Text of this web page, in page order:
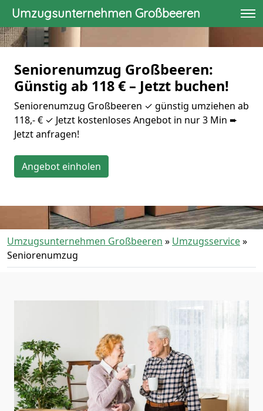
Umzugsunternehmen Großbeeren
Seniorenumzug Großbeeren:
Günstig ab 118 € – Jetzt buchen!
Seniorenumzug Großbeeren ✓ günstig umziehen ab
118,- € ✓ Jetzt kostenloses Angebot in nur 3 Min ➨
Jetzt anfragen!
Angebot einholen
Umzugsunternehmen Großbeeren » Umzugsservice»
Seniorenumzug